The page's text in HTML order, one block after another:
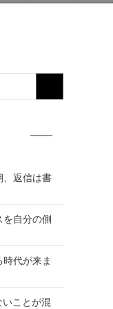
、返信は書
自分の側
代が来ま
ことが混